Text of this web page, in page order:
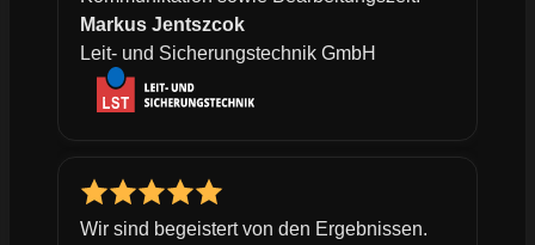
Markus Jentszcok
Leit- und Sicherungstechnik GmbH
Wir sind begeistert von den Ergebnissen.